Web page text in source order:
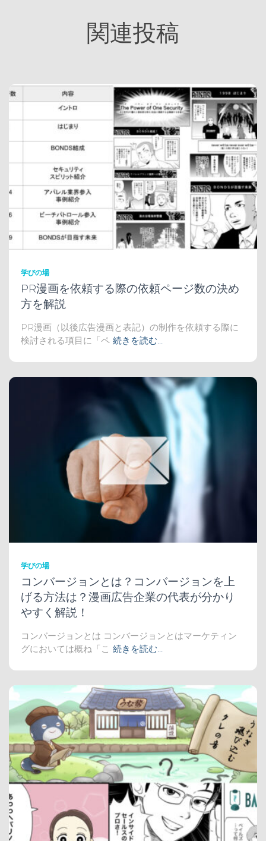
関連投稿
学びの場
PR漫画を依頼する際の依頼ページ数の決め
方を解説
PR漫画（以後広告漫画と表記）の制作を依頼する際に
検討される項目に「ペ 続きを読む…
学びの場
コンバージョンとは？コンバージョンを上
げる方法は？漫画広告企業の代表が分かり
やすく解説！
コンバージョンとは コンバージョンとはマーケティン
グにおいては概ね「こ 続きを読む…